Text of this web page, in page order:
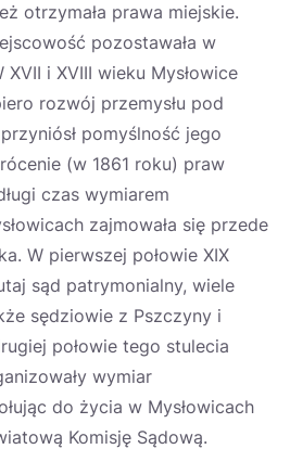
otrzymała prawa miejskie.
pozostawała w
i XVIII wieku Mysłowice
rozwój przemysłu pod
pomyślność jego
(w 1861 roku) praw
czas wymiarem
zajmowała się przede
W pierwszej połowie XIX
sąd patrymonialny, wiele
sędziowie z Pszczyny i
połowie tego stulecia
wymiar
do życia w Mysłowicach
Komisję Sądową.